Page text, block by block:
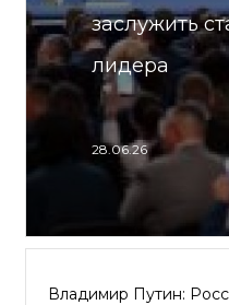
заслужить
лидера
28.06.26
Владимир Путин: